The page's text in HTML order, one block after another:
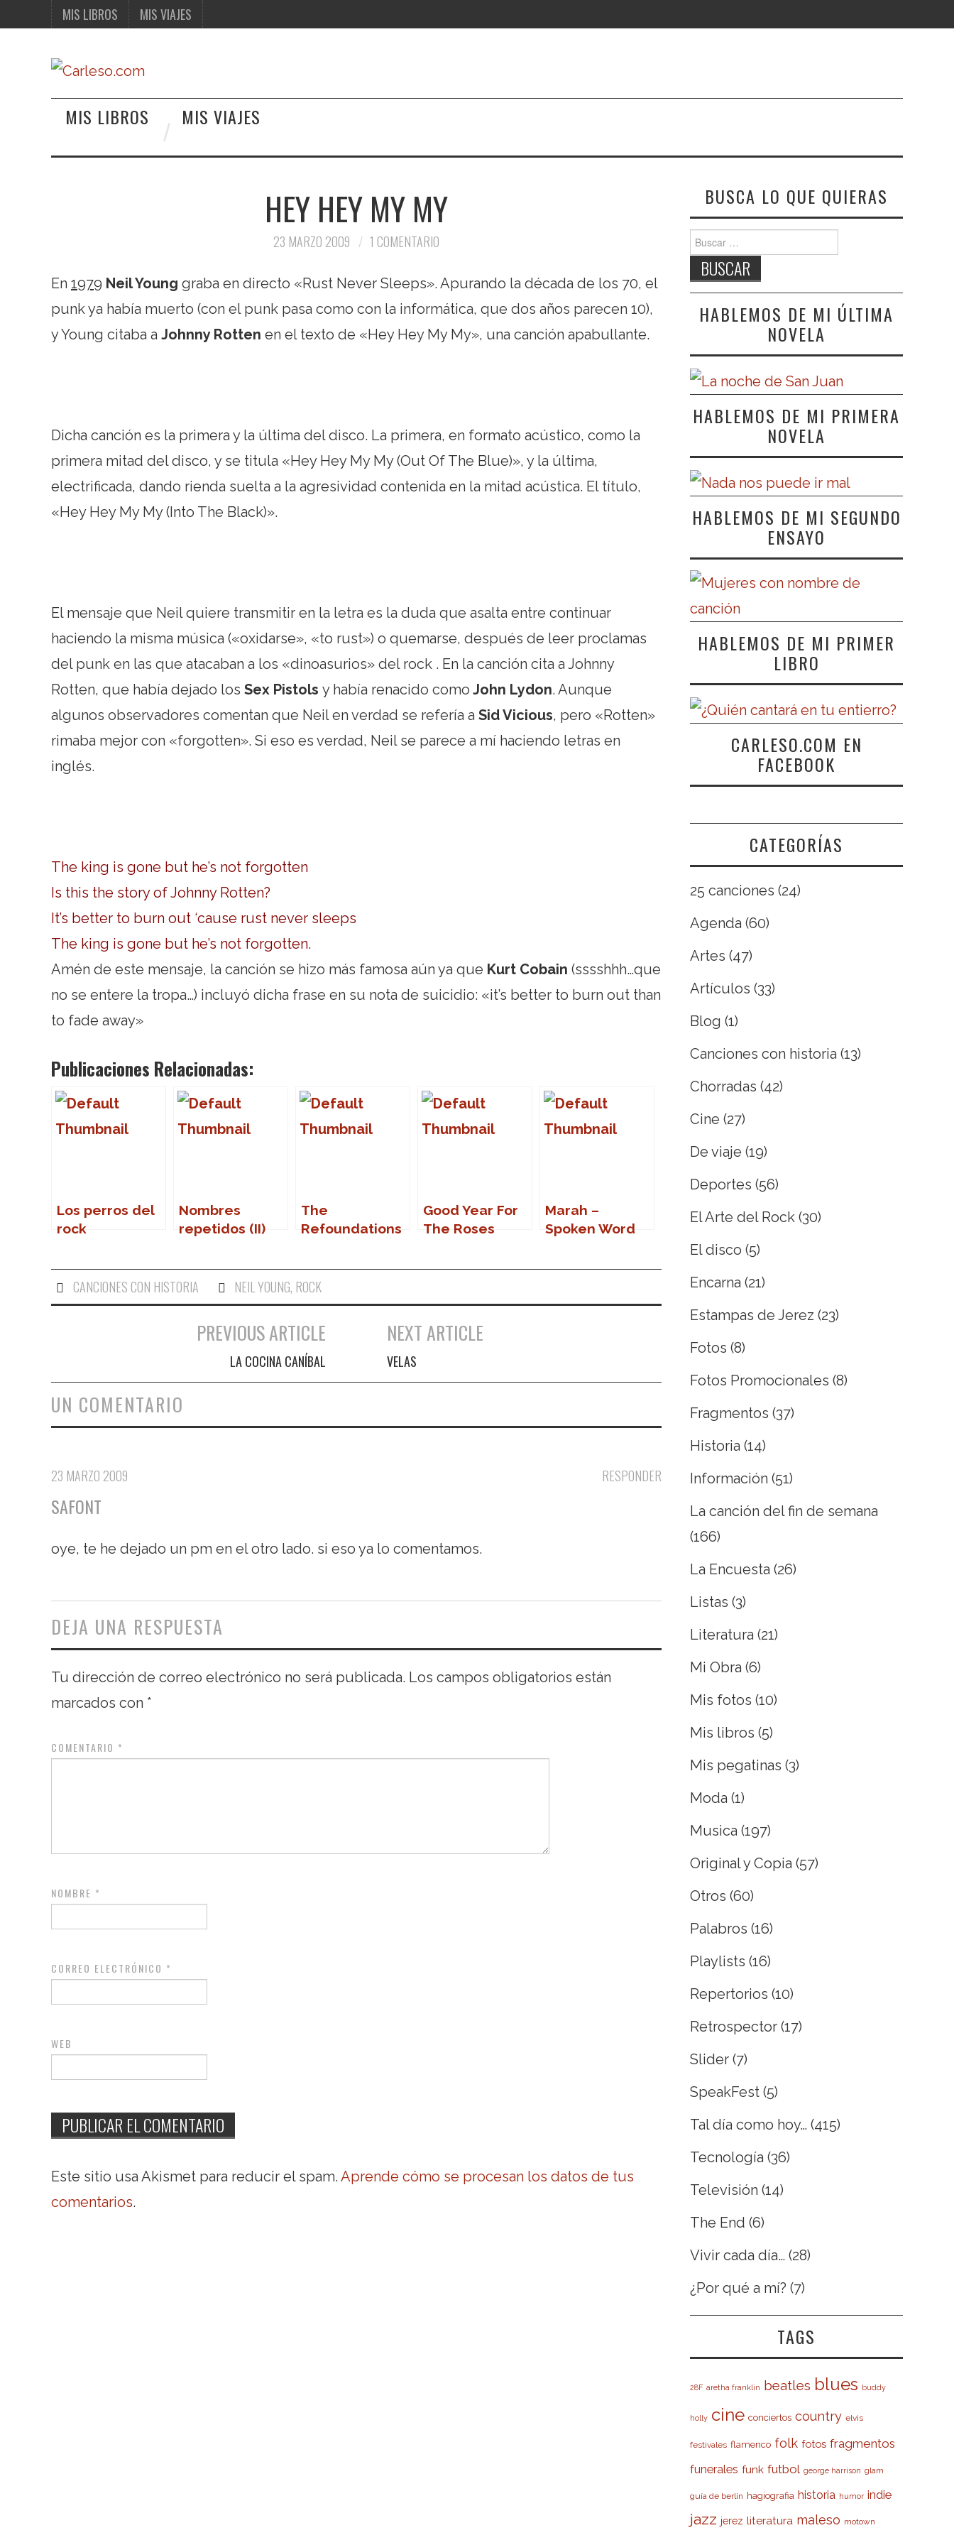
MIS LIBROS MIS VIAJES
MIS LIBROS MIS VIAJES
HEY HEY MY MY
23 MARZO 2009 1 COMENTARIO
En 1979 Neil Young graba en directo «Rust Never Sleeps». Apurando la década de los 70, el
punk ya había muerto (con el punk pasa como con la informática, que dos años parecen 10),
y Young citaba a Johnny Rotten en el texto de «Hey Hey My My», una canción apabullante.
Dicha canción es la primera y la última del disco. La primera, en formato acústico, como la
primera mitad del disco, y se titula «Hey Hey My My (Out Of The Blue)», y la última,
electrificada, dando rienda suelta a la agresividad contenida en la mitad acústica. El título,
«Hey Hey My My (Into The Black)».
El mensaje que Neil quiere transmitir en la letra es la duda que asalta entre continuar
haciendo la misma música («oxidarse», «to rust») o quemarse, después de leer proclamas
del punk en las que atacaban a los «dinoasurios» del rock . En la canción cita a Johnny
Rotten, que había dejado los Sex Pistols y había renacido como John Lydon. Aunque
algunos observadores comentan que Neil en verdad se refería a Sid Vicious, pero «Rotten»
rimaba mejor con «forgotten». Si eso es verdad, Neil se parece a mí haciendo letras en
inglés.
The king is gone but he’s not forgotten
Is this the story of Johnny Rotten?
It’s better to burn out ‘cause rust never sleeps
The king is gone but he’s not forgotten.
Amén de este mensaje, la canción se hizo más famosa aún ya que Kurt Cobain (sssshhh…que
no se entere la tropa…) incluyó dicha frase en su nota de suicidio: «it’s better to burn out than
to fade away»
Publicaciones Relacionadas:
Los perros del
rock
Nombres
repetidos (II)
The
Refoundations
Good Year For
The Roses
Marah –
Spoken Word
CANCIONES CON HISTORIA NEIL YOUNG, ROCK
Navegación de entradas
PREVIOUS ARTICLE
LA COCINA CANÍBAL
NEXT ARTICLE
VELAS
UN COMENTARIO
RESPONDER
23 MARZO 2009
SAFONT
oye, te he dejado un pm en el otro lado. si eso ya lo comentamos.
DEJA UNA RESPUESTA
Tu dirección de correo electrónico no será publicada. Los campos obligatorios están
marcados con *
COMENTARIO *
NOMBRE *
CORREO ELECTRÓNICO *
WEB
Este sitio usa Akismet para reducir el spam. Aprende cómo se procesan los datos de tus
comentarios.
BUSCA LO QUE QUIERAS
Buscar:
HABLEMOS DE MI ÚLTIMA
NOVELA
HABLEMOS DE MI PRIMERA
NOVELA
HABLEMOS DE MI SEGUNDO
ENSAYO
HABLEMOS DE MI PRIMER
LIBRO
CARLESO.COM EN
FACEBOOK
CATEGORÍAS
25 canciones (24)
Agenda (60)
Artes (47)
Artículos (33)
Blog (1)
Canciones con historia (13)
Chorradas (42)
Cine (27)
De viaje (19)
Deportes (56)
El Arte del Rock (30)
El disco (5)
Encarna (21)
Estampas de Jerez (23)
Fotos (8)
Fotos Promocionales (8)
Fragmentos (37)
Historia (14)
Información (51)
La canción del fin de semana
(166)
La Encuesta (26)
Listas (3)
Literatura (21)
Mi Obra (6)
Mis fotos (10)
Mis libros (5)
Mis pegatinas (3)
Moda (1)
Musica (197)
Original y Copia (57)
Otros (60)
Palabros (16)
Playlists (16)
Repertorios (10)
Retrospector (17)
Slider (7)
SpeakFest (5)
Tal día como hoy… (415)
Tecnología (36)
Televisión (14)
The End (6)
Vivir cada día… (28)
¿Por qué a mí? (7)
TAGS
28F aretha franklin beatles blues buddy
holly cine conciertos country elvis
festivales flamenco folk fotos fragmentos
funerales funk futbol george harrison glam
guía de berlín hagiografia historia humor indie
jazz jerez literatura maleso motown